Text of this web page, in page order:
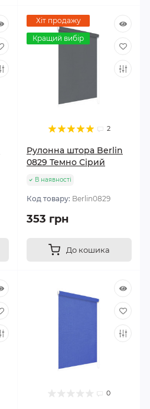
Хіт продажу
Кращий вибір
2
Рулонна штора Berlin
0829 Темно Сірий
В наявності
Код товару: Berlin0829
353 грн
До кошика
0